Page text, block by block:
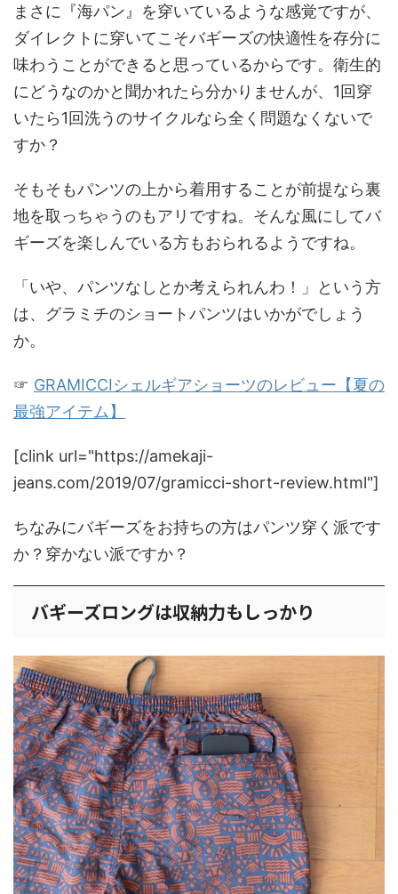
まさに『海パン』を穿いているような感覚ですが、
ダイレクトに穿いてこそバギーズの快適性を存分に
味わうことができると思っているからです。衛生的
にどうなのかと聞かれたら分かりませんが、1回穿
いたら1回洗うのサイクルなら全く問題なくないで
すか？
そもそもパンツの上から着用することが前提なら裏
地を取っちゃうのもアリですね。そんな風にしてバ
ギーズを楽しんでいる方もおられるようですね。
「いや、パンツなしとか考えられんわ！」という方
は、グラミチのショートパンツはいかがでしょう
か。
☞ GRAMICCIシェルギアショーツのレビュー【夏の
最強アイテム】
[clink url="https://amekaji-
jeans.com/2019/07/gramicci-short-review.html"]
ちなみにバギーズをお持ちの方はパンツ穿く派です
か？穿かない派ですか？
バギーズロングは収納力もしっかり